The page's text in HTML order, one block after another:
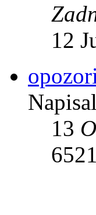
12
13